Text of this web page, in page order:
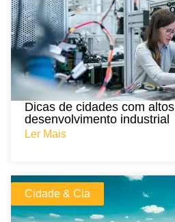
Dicas de cidades com
desenvolvimento industrial
Ler Mais
Cidade & Cia